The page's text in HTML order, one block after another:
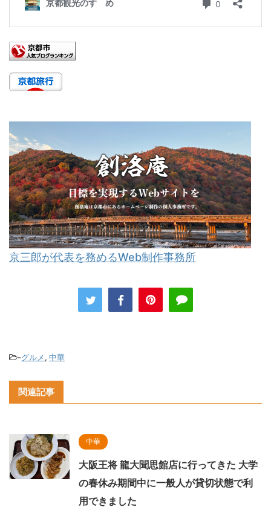
京三郎が代表を務めるWeb制作事務所
-グルメ, 中華
関連記事
中華
大阪王将 龍大聞思館店に行ってきた 大学
の春休み期間中に一般人が貸切状態で利
用できました